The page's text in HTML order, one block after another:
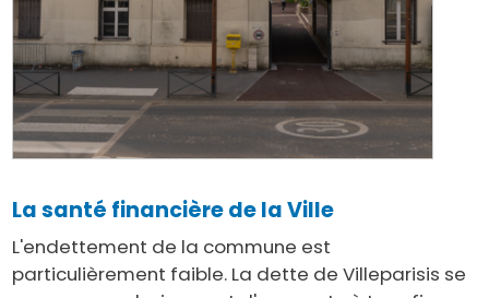
La santé financière de la Ville
L'endettement de la commune est
particulièrement faible. La dette de Villeparisis se